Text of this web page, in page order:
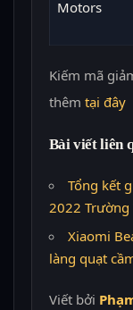
Motors
Kiếm mã
thêm tại đây
Bài viết liên
Tổng kết
2022 Trường
Xiaomi
làng quạt
Viết bởi